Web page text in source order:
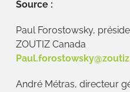
Source :
Paul Forostowsky,
ZOUTIZ Canada
André Métras, directeur